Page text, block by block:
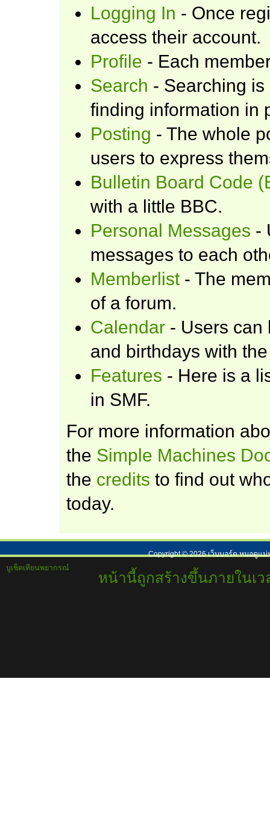
Logging In - Once
access their account.
Profile - Each
Search - Searching
finding information in
Posting - The whole
users to express
Bulletin Board Code
with a little BBC.
Personal Messages -
messages to each
Memberlist - The
of a forum.
Calendar - Users can
and birthdays with
Features - Here is a
in SMF.
For more information
the Simple Machines
the credits to find out
today.
Copyright ©2026เว็บบอร์ด หมอดูแม่
บูเช็คเทียนพยากรณ์
หน้านี้ถูกสร้างขึ้นภายในเว